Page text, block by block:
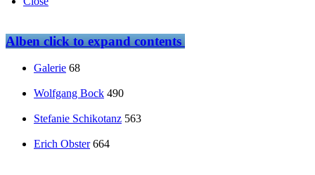
Albenclick to expand contents
Galerie 68
Wolfgang Bock 490
Stefanie Schikotanz 563
Erich Obster 664